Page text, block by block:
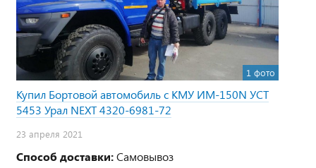
1 фото
Купил Бортовой автомобиль с КМУ ИМ-150N УСТ
5453 Урал NEXT 4320-6981-72
23 апреля 2021
Способ доставки:Самовывоз